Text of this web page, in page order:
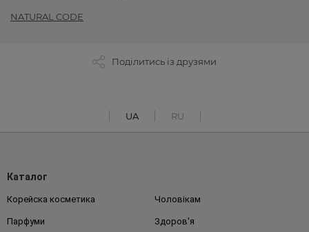
NATURAL CODE
Поділитись із друзями
UA RU
Каталог
Корейска косметика Чоловікам
Парфуми Здоров'я